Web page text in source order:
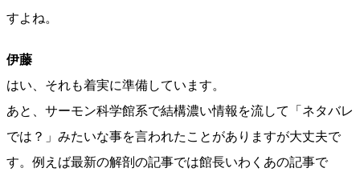
すよね。
伊藤
はい、それも着実に準備しています。
あと、サーモン科学館系で結構濃い情報を流して「ネタバレ
では？」みたいな事を言われたことがありますが大丈夫で
す。例えば最新の解剖の記事では館長いわくあの記事で